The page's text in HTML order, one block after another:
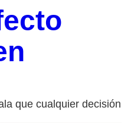
que cualquier decisión